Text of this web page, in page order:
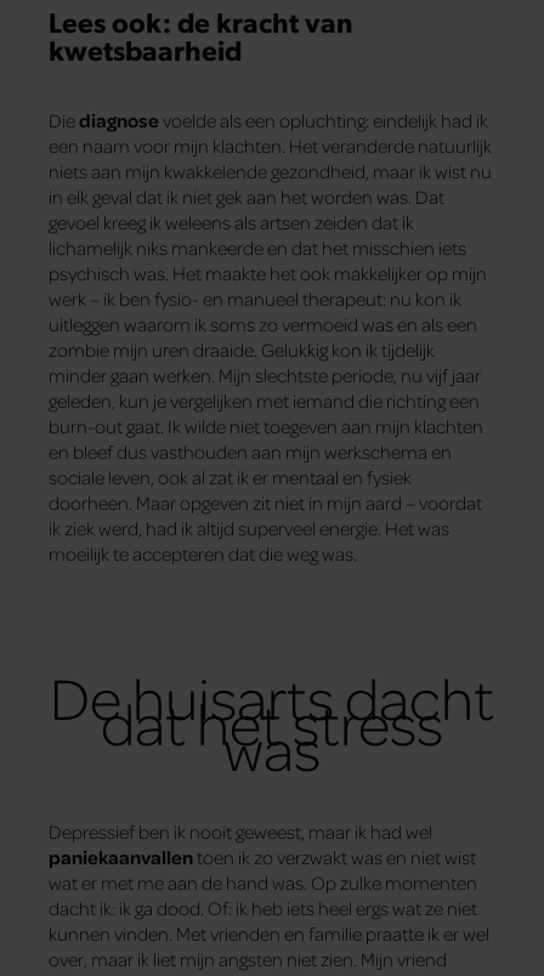
Lees ook: de kracht van
kwetsbaarheid
Diediagnose voelde als een opluchting: eindelijk had ik
een naam voor mijn klachten. Het veranderde natuurlijk
niets aan mijn kwakkelende gezondheid, maar ik wist nu
in elk geval dat ik niet gek aan het worden was. Dat
gevoel kreeg ik weleens als artsen zeiden dat ik
lichamelijk niks mankeerde en dat het misschien iets
psychisch was. Het maakte het ook makkelijker op mijn
werk – ik ben fysio- en manueel therapeut: nu kon ik
uitleggen waarom ik soms zo vermoeid was en als een
zombie mijn uren draaide. Gelukkig kon ik tijdelijk
minder gaan werken. Mijn slechtste periode, nu vijf jaar
geleden, kun je vergelijken met iemand die richting een
burn-out gaat. Ik wilde niet toegeven aan mijn klachten
en bleef dus vasthouden aan mijn werkschema en
sociale leven, ook al zat ik er mentaal en fysiek
doorheen. Maar opgeven zit niet in mijn aard – voordat
ik ziek werd, had ik altijd superveel energie. Het was
moeilijk te accepteren dat die weg was.
De huisarts dacht
dat het stress
was
Depressief ben ik nooit geweest, maar ik had wel
paniekaanvallen toen ik zo verzwakt was en niet wist
wat er met me aan de hand was. Op zulke momenten
dacht ik: ik ga dood. Of: ik heb iets heel ergs wat ze niet
kunnen vinden. Met vrienden en familie praatte ik er wel
over, maar ik liet mijn angsten niet zien. Mijn vriend